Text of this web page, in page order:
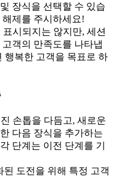
장식을 선택할 수 있습
제를 주시하세요!
시되지는 않지만, 세션
객의 만족도를 나타냅
행복한 고객을 목표로 하
손톱을 다듬고, 새로운
다음 장식을 추가하는
단계는 이전 단계를 기
된 도전을 위해 특정 고객